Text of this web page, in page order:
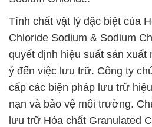
Tính chất vật lý đặc biệt của
Chloride Sodium & Sodium
quyết định hiệu suất sản xuất
ý đến việc lưu trữ. Công ty
cấp các biện pháp lưu trữ
nạn và bảo vệ môi trường.
lưu trữ Hóa chất Granulated